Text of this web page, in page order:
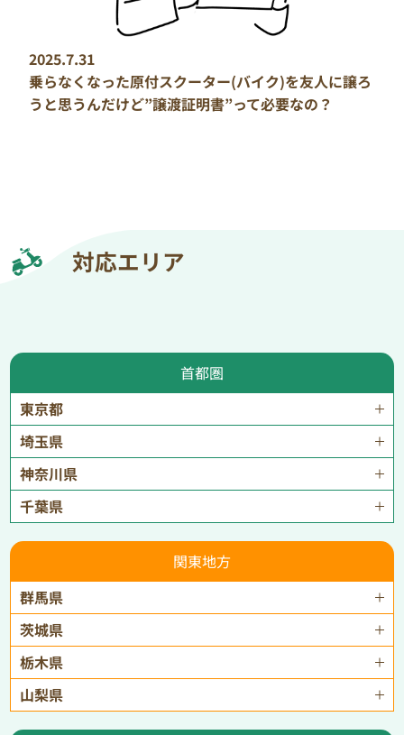
2025.7.31
乗らなくなった原付スクーター(バイク)を友人に譲ろ
うと思うんだけど”譲渡証明書”って必要なの？
対応エリア
首都圏
東京都
埼玉県
神奈川県
千葉県
関東地方
群馬県
茨城県
栃木県
山梨県